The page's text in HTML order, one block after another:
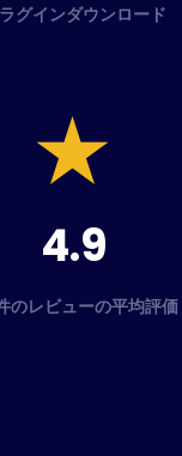
グインダウンロード
4.9
のレビューの平均評価